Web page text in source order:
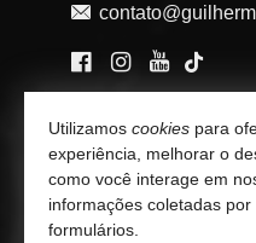
VEJA MAIS
Consultoria
trabalhe conosco
Utilizamos cookies para
experiência, melhorar o
como você interage em
informações coletadas por
formulários.